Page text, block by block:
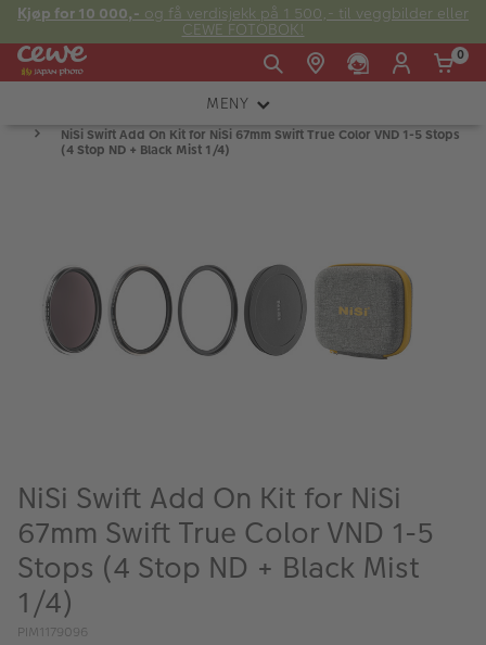
Kjøp for 10 000,- og få verdisjekk på 1 500,- til veggbilder eller
CEWE FOTOBOK!
Man -
Fre:
09:00 -
Søndag: 14:00 -
kundeservice@japanphoto.no
0
MENY
KAMERA
LYS OG STUDIO
INSTANTFOTO
ALBUM
Kampanjer
Merker
Lagersalg
NiSi Swift Add On Kit for NiSi 67mm Swift True Color VND 1-5 Stops
(4 Stop ND + Black Mist 1/4)
NiSi Swift Add On Kit for NiSi
67mm Swift True Color VND 1-5
Stops (4 Stop ND + Black Mist
1/4)
PIM1179096